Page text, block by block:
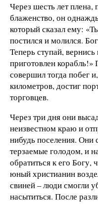
Через шесть лет плена,
блаженство, он
который сказал ему:
постился и молился.
Теперь ступай,
приготовлен
совершил тогда побег
километров, достиг
торговцев.
Через три дня они
неизвестном краю и
нибудь поселения. Они
терзаемые голодом, и
обратиться к его Богу,
юный христианин
свиней – люди смогли
насытиться. После